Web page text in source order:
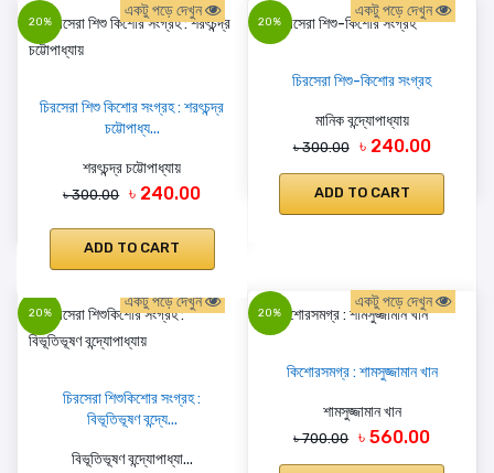
20%
একটু পড়ে দেখুন
চিরসেরা শিশু কিশোর সংগ্রহ : শরৎচন্দ্র
চট্টোপাধ্য...
শরৎচন্দ্র চট্টোপাধ্যায়
৳ 300.00 ৳ 240.00
ADD TO CART
20%
একটু পড়ে দেখুন
চিরসেরা শিশু-কিশোর সংগ্রহ
মানিক বন্দ্যোপাধ্যায়
৳ 300.00 ৳ 240.00
ADD TO CART
20%
একটু পড়ে দেখুন
চিরসেরা শিশুকিশোর সংগ্রহ :
বিভূতিভূষণ বন্দ্যে...
বিভূতিভূষণ বন্দ্যোপাধ্যা...
20%
একটু পড়ে দেখুন
কিশোরসমগ্র : শামসুজ্জামান খান
শামসুজ্জামান খান
৳ 700.00 ৳ 560.00